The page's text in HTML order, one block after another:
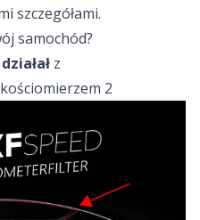
szczegółami.
samochód?
z
2